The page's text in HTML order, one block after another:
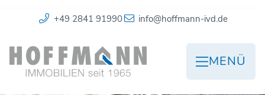
+49 2841 91990 info@hoffmann-ivd.de
MENÜ